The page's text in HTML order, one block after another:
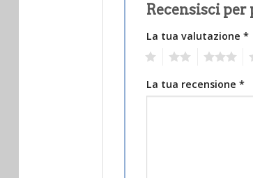
Recensisci per
La tua valutazione *
La tua recensione *